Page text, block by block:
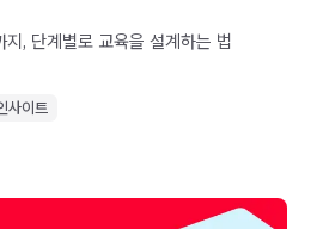
, 단계별로 교육을 설계하는 법
사이트